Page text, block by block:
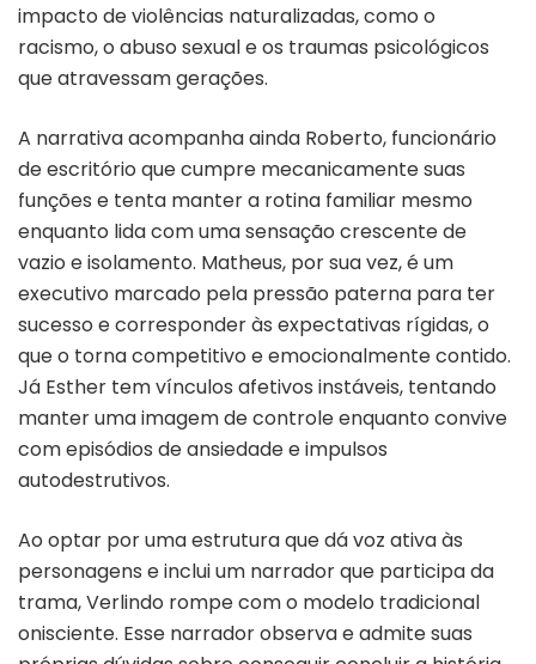
impacto de violências naturalizadas, como o
racismo, o abuso sexual e os traumas psicológicos
que atravessam gerações.
A narrativa acompanha ainda Roberto, funcionário
de escritório que cumpre mecanicamente suas
funções e tenta manter a rotina familiar mesmo
enquanto lida com uma sensação crescente de
vazio e isolamento. Matheus, por sua vez, é um
executivo marcado pela pressão paterna para ter
sucesso e corresponder às expectativas rígidas, o
que o torna competitivo e emocionalmente contido.
Já Esther tem vínculos afetivos instáveis, tentando
manter uma imagem de controle enquanto convive
com episódios de ansiedade e impulsos
autodestrutivos.
Ao optar por uma estrutura que dá voz ativa às
personagens e inclui um narrador que participa da
trama, Verlindo rompe com o modelo tradicional
onisciente. Esse narrador observa e admite suas